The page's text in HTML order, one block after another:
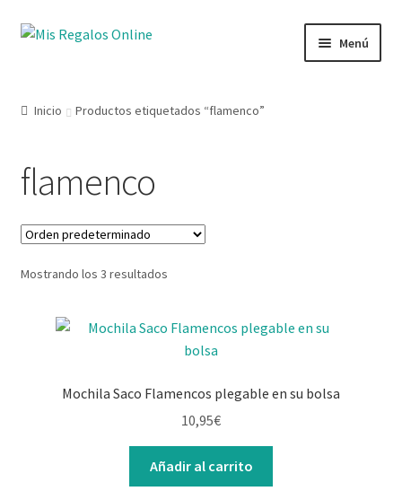
Menú
Secciones
Ofertas
Novedades
Lista de deseos
Inicio Productos etiquetados “flamenco”
flamenco
Mostrando los 3 resultados
Mochila Saco Flamencos plegable en su bolsa
10,95€
Añadir al carrito